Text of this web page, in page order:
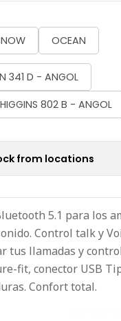
OCEAN
341 D - ANGOL
802 B - ANGOL
from locations
5.1 para los
Control talk y
tus llamadas y
fit, conector USB
Confort total.